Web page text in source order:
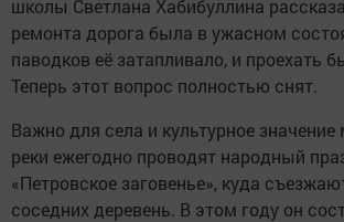
школы Светлана Хабибуллина
ремонта дорога была в ужасном
паводков её затапливало, и проехать
Теперь этот вопрос полностью снят.
Важно для села и культурное значение
реки ежегодно проводят народный
«Петровское заговенье», куда
соседних деревень. В этом году он